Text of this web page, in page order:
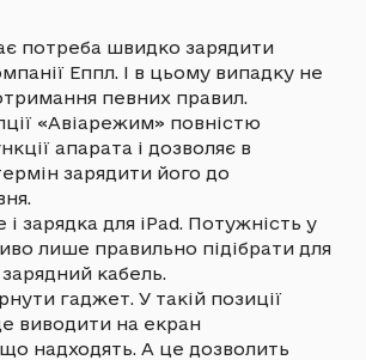
потреба швидко зарядити
Еппл. І в цьому випадку не
певних правил.
«Авіарежим» повністю
апарата і дозволяє в
зарядити його до
зарядка для iPad. Потужність у
лише правильно підібрати для
кабель.
гаджет. У такій позиції
виводити на екран
надходять. А це дозволить